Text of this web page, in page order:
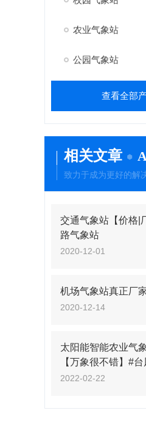
农业气象站
公园气象站
查看全部
相关文章
致力于成为更好的解
交通气象站【价格|
路气象站
2020-12-01
机场气象站真正厂
2020-12-14
太阳能智能农业气
【万象很不错】#
2022-02-22